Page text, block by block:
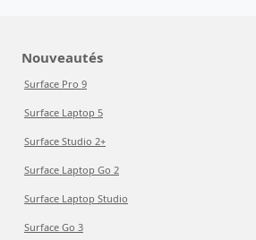
Nouveautés
Surface Pro 9
Surface Laptop 5
Surface Studio 2+
Surface Laptop Go 2
Surface Laptop Studio
Surface Go 3